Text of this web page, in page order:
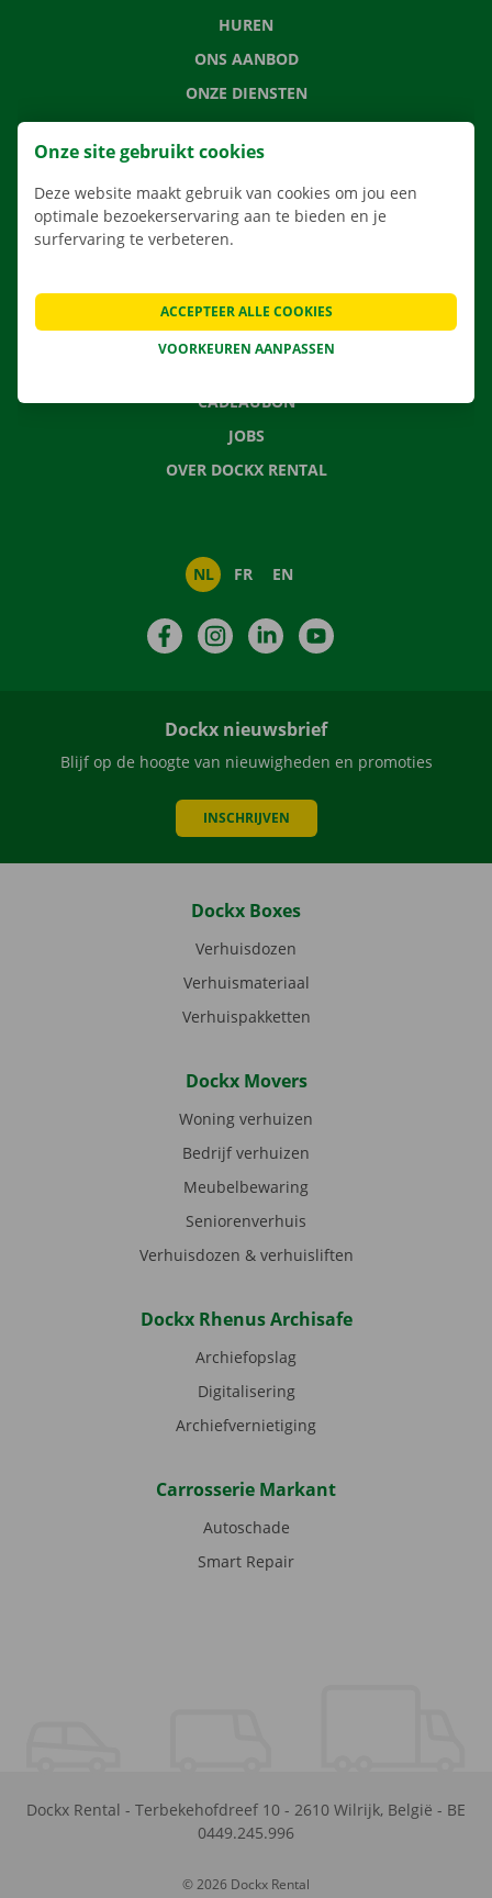
HUREN
ONS AANBOD
ONZE DIENSTEN
LOCATIES
APP
VERHUISOPLOSSINGEN
CONTACTEER ONS
VEELGESTELDE VRAGEN
CADEAUBON
JOBS
OVER DOCKX RENTAL
NL FR EN
FacebookInstagramLinkedIn
Dockx nieuwsbrief
Blijf op de hoogte van nieuwigheden en promoties
INSCHRIJVEN
Dockx Boxes
Verhuisdozen
Verhuismateriaal
Verhuispakketten
Dockx Movers
Woning verhuizen
Bedrijf verhuizen
Meubelbewaring
Seniorenverhuis
Verhuisdozen & verhuisliften
Dockx Rhenus Archisafe
Archiefopslag
Digitalisering
Archiefvernietiging
Carrosserie Markant
Autoschade
Smart Repair
Dockx Rental - Terbekehofdreef 10 - 2610 Wilrijk, België - BE
0449.245.996
© 2026 Dockx Rental
Onze site gebruikt cookies
Deze website maakt gebruik van cookies om jou een
optimale bezoekerservaring aan te bieden en je
surfervaring te verbeteren.
VOORKEUREN AANPASSEN
ACCEPTEER ALLE COOKIES